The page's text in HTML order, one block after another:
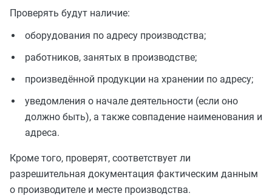
Проверять будут наличие:
оборудования по адресу производства;
работников, занятых в производстве;
произведённой продукции на хранении по адресу;
уведомления о начале деятельности (если оно
должно быть), а также совпадение наименования и
адреса.
Кроме того, проверят, соответствует ли
разрешительная документация фактическим данным
о производителе и месте производства.